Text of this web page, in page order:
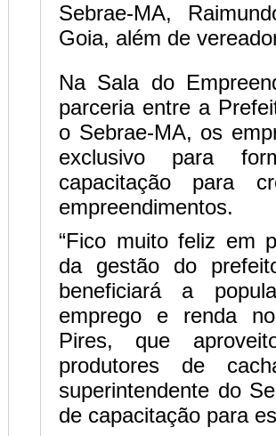
Sebrae-MA,
Goia, além de
Na Sala do
parceria entre a
o Sebrae-MA, os
exclusivo para
capacitação para
empreendimentos.
“Fico muito feliz em
da gestão do
beneficiará a
emprego e renda
Pires, que
produtores de
superintendente do
de capacitação para